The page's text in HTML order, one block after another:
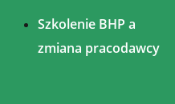
Szkolenie BHP a
zmiana pracodawcy